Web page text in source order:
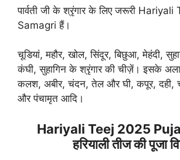
पार्वती जी के श्रृंगार के लिए जरूरी
Samagri हैं।
चूडियां, महौर, खोल, सिंदूर, बिछुआ, मेहंदी,
कंघी, सुहागिन के श्रृंगार की चीज़ें। इसके
कलश, अबीर, चंदन, तेल और घी, कपूर, दही,
और पंचामृत आदि।
Hariyali Teej 2025
हरियाली तीज की पूजा